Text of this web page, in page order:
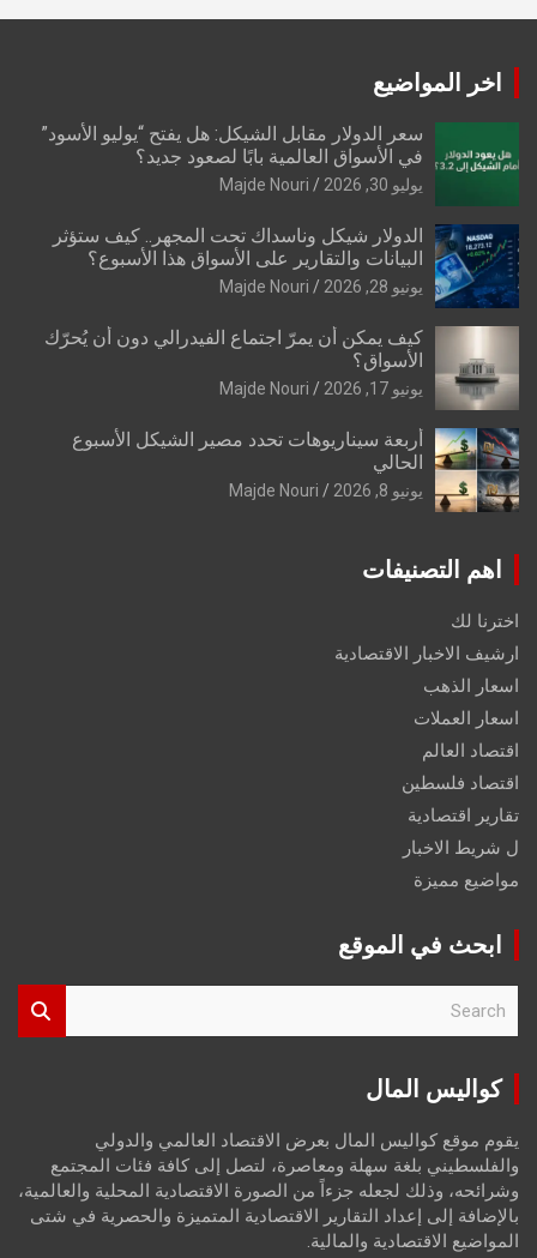
اخر المواضيع
سعر الدولار مقابل الشيكل: هل يفتح “يوليو الأسود”
في الأسواق العالمية بابًا لصعود جديد؟
يوليو 30, 2026 Majde Nouri
الدولار شيكل وناسداك تحت المجهر.. كيف ستؤثر
البيانات والتقارير على الأسواق هذا الأسبوع؟
يونيو 28, 2026 Majde Nouri
كيف يمكن أن يمرّ اجتماع الفيدرالي دون أن يُحرّك
الأسواق؟
يونيو 17, 2026 Majde Nouri
أربعة سيناريوهات تحدد مصير الشيكل الأسبوع
الحالي
يونيو 8, 2026 Majde Nouri
اهم التصنيفات
اخترنا لك
ارشيف الاخبار الاقتصادية
اسعار الذهب
اسعار العملات
اقتصاد العالم
اقتصاد فلسطين
تقارير اقتصادية
ل شريط الاخبار
مواضيع مميزة
ابحث في الموقع
r
كواليس المال
يقوم موقع كواليس المال بعرض الاقتصاد العالمي والدولي
والفلسطيني بلغة سهلة ومعاصرة، لتصل إلى كافة فئات المجتمع
وشرائحه، وذلك لجعله جزءاً من الصورة الاقتصادية المحلية والعالمية،
بالإضافة إلى إعداد التقارير الاقتصادية المتميزة والحصرية في شتى
المواضيع الاقتصادية والمالية.